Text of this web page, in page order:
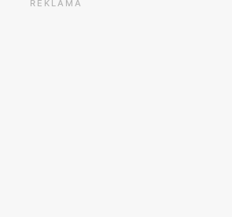
REKLAMA